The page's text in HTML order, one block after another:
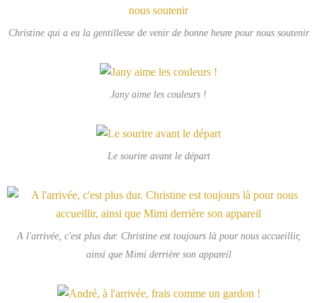
Christine qui a eu la gentillesse de venir de bonne heure pour nous soutenir
Jany aime les couleurs !
Le sourire avant le départ
A l'arrivée, c'est plus dur. Christine est toujours là pour nous accueillir,
ainsi que Mimi derrière son appareil